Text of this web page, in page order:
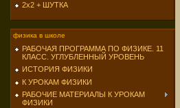
2х2 + ШУТКА
физика в школе
РАБОЧАЯ ПРОГРАММА ПО ФИЗИКЕ. 11
КЛАСС. УГЛУБЛЕННЫЙ УРОВЕНЬ
ИСТОРИЯ ФИЗИКИ
К УРОКАМ ФИЗИКИ
РАБОЧИЕ МАТЕРИАЛЫ К УРОКАМ
ФИЗИКИ